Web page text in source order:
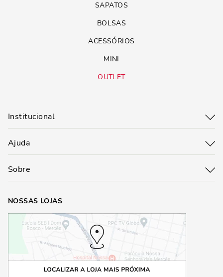
SAPATOS
BOLSAS
ACESSÓRIOS
MINI
OUTLET
Institucional
Ajuda
Sobre
NOSSAS LOJAS